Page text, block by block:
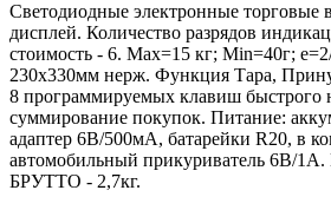
Светодиодные электронные торговые
дисплей. Количество разрядов
стоимость - 6. Max=15 кг; Min=40г;
230х330мм нерж. Функция Тара,
8 программируемых клавиш быстрого
суммирование покупок. Питание:
адаптер 6В/500мА, батарейки R20, в
автомобильный прикуриватель 6В/
БРУТТО - 2,7кг.